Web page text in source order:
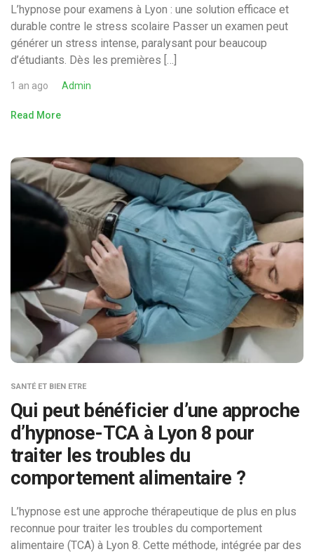
L’hypnose pour examens à Lyon : une solution efficace et
durable contre le stress scolaire Passer un examen peut
générer un stress intense, paralysant pour beaucoup
d’étudiants. Dès les premières […]
1 an ago Admin
Read More
SANTÉ ET BIEN ETRE
Qui peut bénéficier d’une approche
d’hypnose-TCA à Lyon 8 pour
traiter les troubles du
comportement alimentaire ?
L’hypnose est une approche thérapeutique de plus en plus
reconnue pour traiter les troubles du comportement
alimentaire (TCA) à Lyon 8. Cette méthode, intégrée par des